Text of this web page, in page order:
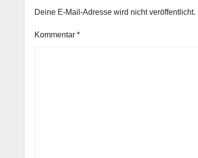
Deine E-Mail-Adresse wird nicht veröffentlicht.
Kommentar *